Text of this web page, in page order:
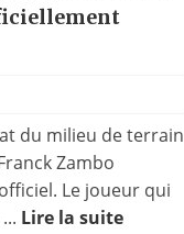
du milieu de terrain
Zambo
Le joueur qui
Lire la suite